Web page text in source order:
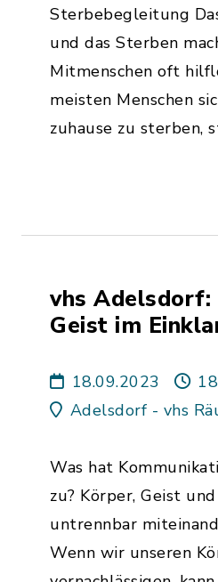
Sterbebegleitung
und das Sterben
Mitmenschen oft
meisten Menschen
zuhause zu sterben,
vhs Adelsdorf:
Geist im
18.09.2023
Adelsdorf - vhs
Was hat
zu? Körper, Geist
untrennbar
Wenn wir unseren